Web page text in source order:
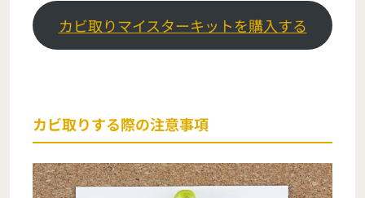
カビ取りマイスターキットを購入する
カビ取りする際の注意事項